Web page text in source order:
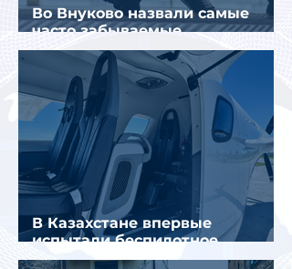
Во Внуково назвали самые
часто забываемые
пассажирами вещи
В Казахстане впервые
испытали беспилотное
аэротакси с пассажирами